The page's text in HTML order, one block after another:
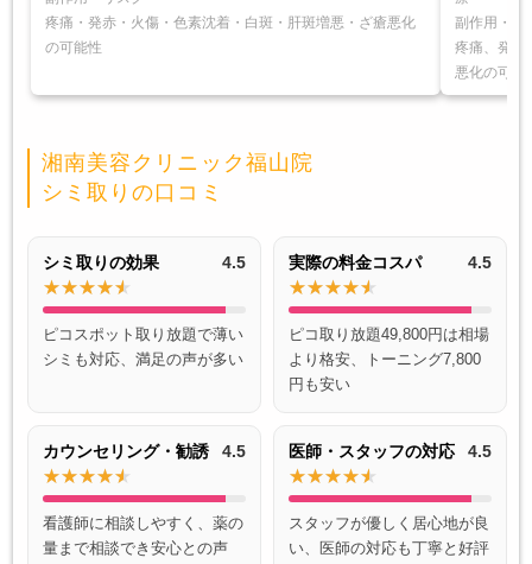
疼痛・発赤・火傷・色素沈着・白斑・肝斑増悪・ざ瘡悪化
の可能性
副作用・リ
疼痛、発赤
悪化の可能
湘南美容クリニック福山院
シミ取りの口コミ
シミ取りの効果 4.5
ピコスポット取り放題で薄い
シミも対応、満足の声が多い
実際の料金コスパ 4.5
ピコ取り放題49,800円は相場
より格安、トーニング7,800
円も安い
カウンセリング・勧誘 4.5
看護師に相談しやすく、薬の
量まで相談でき安心との声
医師・スタッフの対応 4.5
スタッフが優しく居心地が良
い、医師の対応も丁寧と好評